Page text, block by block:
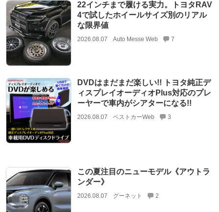
22インチまで履ける実力。トヨタRAV
4で試したホイールサイズ別のリアル
な限界値
2026.08.07 Auto Messe Web 7
DVDはまだまだ楽しい!! トヨタ純正デ
ィスプレイオーディオPlus対応のプレ
ーヤーで車内がシアターになる!!
2026.08.07 ベストカーWeb 3
この夏注目のニューモデル《アウトラ
ンダー》
2026.08.07 グーネット 2